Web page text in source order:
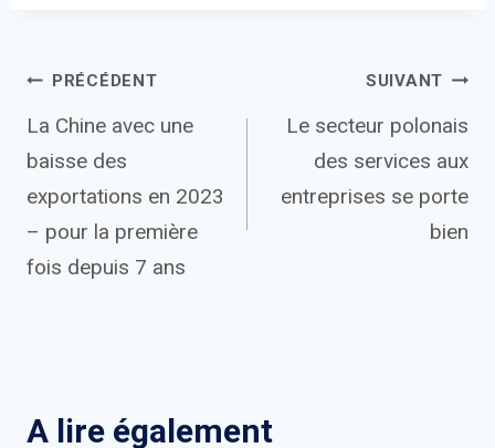
Navigation
de
l’article
PRÉCÉDENT
La Chine avec une
baisse des
exportations en 2023
– pour la première
fois depuis 7 ans
SUIVANT
Le secteur polonais
des services aux
entreprises se porte
bien
A lire également